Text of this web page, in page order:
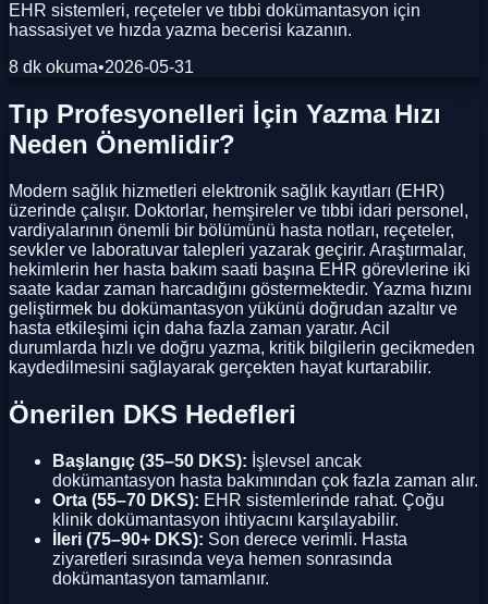
EHR sistemleri, reçeteler ve tıbbi dokümantasyon için
hassasiyet ve hızda yazma becerisi kazanın.
8 dk okuma•2026-05-31
Tıp Profesyonelleri İçin Yazma Hızı
Neden Önemlidir?
Modern sağlık hizmetleri elektronik sağlık kayıtları (EHR)
üzerinde çalışır. Doktorlar, hemşireler ve tıbbi idari personel,
vardiyalarının önemli bir bölümünü hasta notları, reçeteler,
sevkler ve laboratuvar talepleri yazarak geçirir. Araştırmalar,
hekimlerin her hasta bakım saati başına EHR görevlerine iki
saate kadar zaman harcadığını göstermektedir. Yazma hızını
geliştirmek bu dokümantasyon yükünü doğrudan azaltır ve
hasta etkileşimi için daha fazla zaman yaratır. Acil
durumlarda hızlı ve doğru yazma, kritik bilgilerin gecikmeden
kaydedilmesini sağlayarak gerçekten hayat kurtarabilir.
Önerilen DKS Hedefleri
Başlangıç (35–50 DKS): İşlevsel ancak
dokümantasyon hasta bakımından çok fazla zaman alır.
Orta (55–70 DKS): EHR sistemlerinde rahat. Çoğu
klinik dokümantasyon ihtiyacını karşılayabilir.
İleri (75–90+ DKS): Son derece verimli. Hasta
ziyaretleri sırasında veya hemen sonrasında
dokümantasyon tamamlanır.